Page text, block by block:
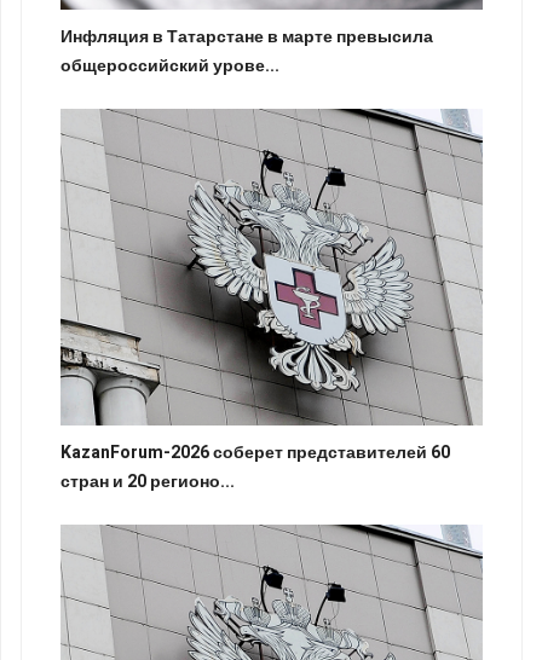
Инфляция в Татарстане в марте превысила
общероссийский урове...
KazanForum-2026 соберет представителей 60
стран и 20 регионо...